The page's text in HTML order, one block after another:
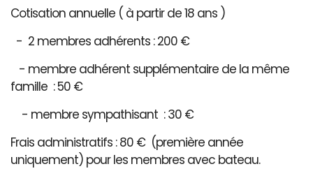
Cotisation annuelle ( à partir de 18 ans )
- 2 membres adhérents : 200 €
- membre adhérent supplémentaire de la même
famille : 50 €
- membre sympathisant : 30 €
Frais administratifs : 80 € (première année
uniquement) pour les membres avec bateau.